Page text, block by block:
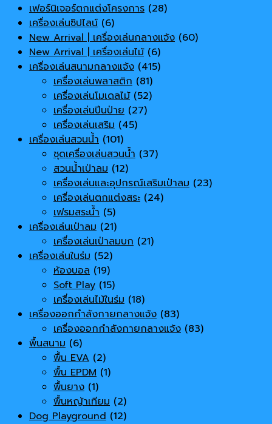
เฟอร์นิเจอร์ตกแต่งโครงการ (28)
เครื่องเล่นซิปไลน์ (6)
New Arrival | เครื่องเล่นกลางแจ้ง (60)
New Arrival | เครื่องเล่นไม้ (6)
เครื่องเล่นสนามกลางแจ้ง (415)
เครื่องเล่นพลาสติก (81)
เครื่องเล่นโมเดลไม้ (52)
เครื่องเล่นปีนป่าย (27)
เครื่องเล่นเสริม (45)
เครื่องเล่นสวนน้ำ (101)
ชุดเครื่องเล่นสวนน้ำ (37)
สวนน้ำเป่าลม (12)
เครื่องเล่นและอุปกรณ์เสริมเป่าลม (23)
เครื่องเล่นตกแต่งสระ (24)
เฟรมสระน้ำ (5)
เครื่องเล่นเป่าลม (21)
เครื่องเล่นเป่าลมบก (21)
เครื่องเล่นในร่ม (52)
ห้องบอล (19)
Soft Play (15)
เครื่องเล่นไม้ในร่ม (18)
เครื่องออกกำลังกายกลางแจ้ง (83)
เครื่องออกกำลังกายกลางแจ้ง (83)
พื้นสนาม (6)
พื้น EVA (2)
พื้น EPDM (1)
พื้นยาง (1)
พื้นหญ้าเทียม (2)
Dog Playground (12)